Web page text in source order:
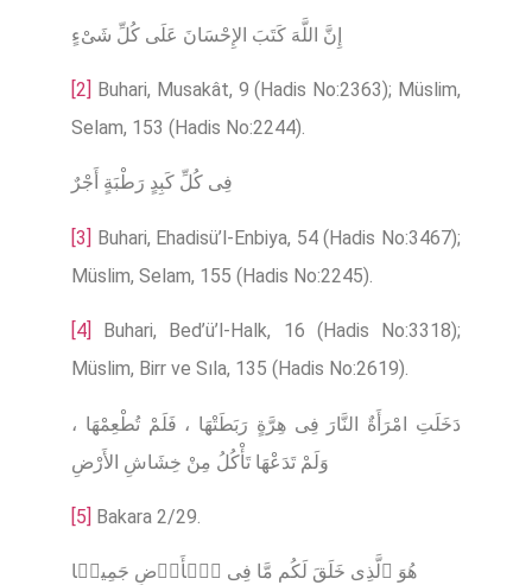
إِنَّ اللَّهَ كَتَبَ الإِحْسَانَ عَلَى كُلِّ شَىْءٍ
[2] Buhari, Musakât, 9 (Hadis No:2363); Müslim,
Selam, 153 (Hadis No:2244).
فِى كُلِّ كَبِدٍ رَطْبَةٍ أَجْرٌ
[3] Buhari, Ehadisü’l-Enbiya, 54 (Hadis No:3467);
Müslim, Selam, 155 (Hadis No:2245).
[4]
Buhari, Bed’ü’l-Halk, 16 (Hadis No:3318);
Müslim, Birr ve Sıla, 135 (Hadis No:2619).
دَخَلَتِ امْرَأَةٌ النَّارَ فِى هِرَّةٍ رَبَطَتْهَا ، فَلَمْ تُطْعِمْهَا ،
وَلَمْ تَدَعْهَا تَأْكُلُ مِنْ خِشَاشِ الأَرْضِ
[5] Bakara 2/29.
هُوَ ٱلَّذِی خَلَقَ لَكُم مَّا فِی ٱلۡأَرۡضِ جَمِیعࣰا